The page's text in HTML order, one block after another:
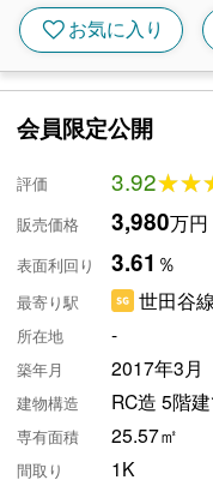
favoriteお気に入り
会員限定公開
評価 3.92
販売価格 3,980万円
表面利回り 3.61 ％
最寄り駅 世田谷
所在地 -
築年月 2017年3月
建物構造 RC造 5階
専有面積 25.57㎡
間取り 1K